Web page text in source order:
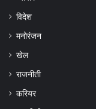
विदेश
मनोरंजन
खेल
राजनीती
करियर